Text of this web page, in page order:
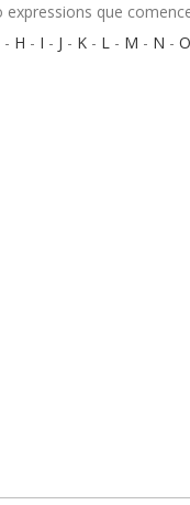
expressions que
- H - I - J - K - L - M - N - O